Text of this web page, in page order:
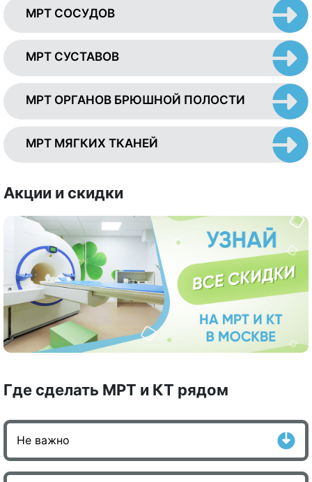
МРТ СОСУДОВ
МРТ СУСТАВОВ
МРТ ОРГАНОВ БРЮШНОЙ ПОЛОСТИ
МРТ МЯГКИХ ТКАНЕЙ
Акции и скидки
Где сделать МРТ и КТ рядом